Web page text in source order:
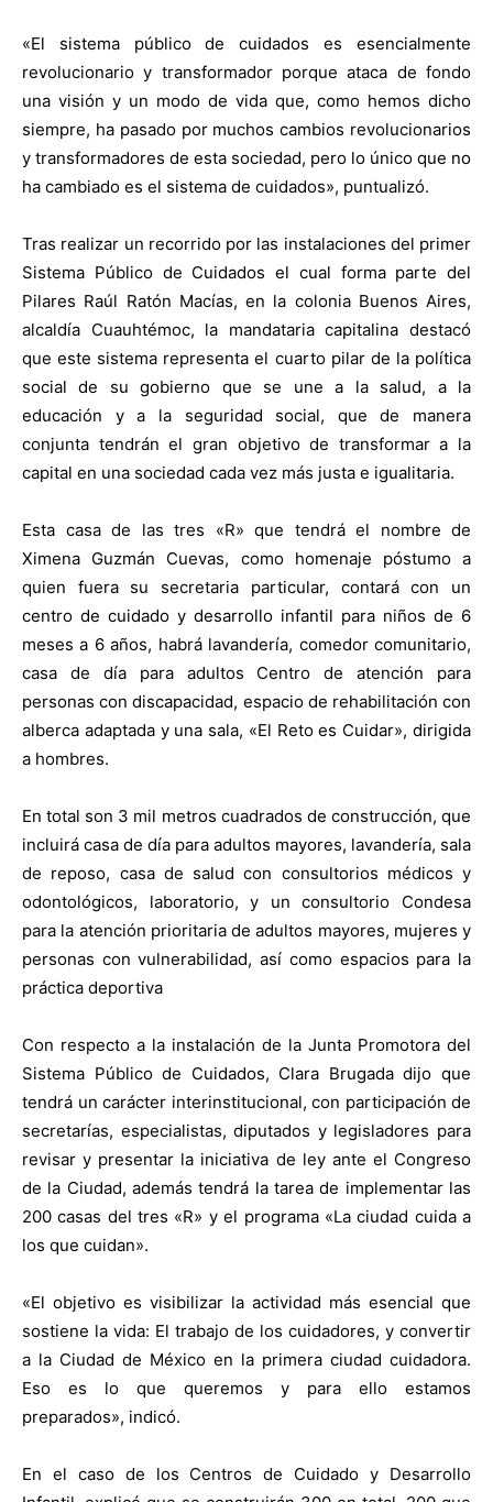
«El sistema público de cuidados es esencialmente
revolucionario y transformador porque ataca de fondo
una visión y un modo de vida que, como hemos dicho
siempre, ha pasado por muchos cambios revolucionarios
y transformadores de esta sociedad, pero lo único que no
ha cambiado es el sistema de cuidados», puntualizó.
Tras realizar un recorrido por las instalaciones del primer
Sistema Público de Cuidados el cual forma parte del
Pilares Raúl Ratón Macías, en la colonia Buenos Aires,
alcaldía Cuauhtémoc, la mandataria capitalina destacó
que este sistema representa el cuarto pilar de la política
social de su gobierno que se une a la salud, a la
educación y a la seguridad social, que de manera
conjunta tendrán el gran objetivo de transformar a la
capital en una sociedad cada vez más justa e igualitaria.
Esta casa de las tres «R» que tendrá el nombre de
Ximena Guzmán Cuevas, como homenaje póstumo a
quien fuera su secretaria particular, contará con un
centro de cuidado y desarrollo infantil para niños de 6
meses a 6 años, habrá lavandería, comedor comunitario,
casa de día para adultos Centro de atención para
personas con discapacidad, espacio de rehabilitación con
alberca adaptada y una sala, «El Reto es Cuidar», dirigida
a hombres.
En total son 3 mil metros cuadrados de construcción, que
incluirá casa de día para adultos mayores, lavandería, sala
de reposo, casa de salud con consultorios médicos y
odontológicos, laboratorio, y un consultorio Condesa
para la atención prioritaria de adultos mayores, mujeres y
personas con vulnerabilidad, así como espacios para la
práctica deportiva
Con respecto a la instalación de la Junta Promotora del
Sistema Público de Cuidados, Clara Brugada dijo que
tendrá un carácter interinstitucional, con participación de
secretarías, especialistas, diputados y legisladores para
revisar y presentar la iniciativa de ley ante el Congreso
de la Ciudad, además tendrá la tarea de implementar las
200 casas del tres «R» y el programa «La ciudad cuida a
los que cuidan».
«El objetivo es visibilizar la actividad más esencial que
sostiene la vida: El trabajo de los cuidadores, y convertir
a la Ciudad de México en la primera ciudad cuidadora.
Eso es lo que queremos y para ello estamos
preparados», indicó.
En el caso de los Centros de Cuidado y Desarrollo